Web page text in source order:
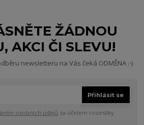
ŽÁDNOU
AKCI ČI SLEVU!
newsletteru na Vás čeká ODMĚNA :-)
Přihlásit se
osobních údajů za účelem rozesílky